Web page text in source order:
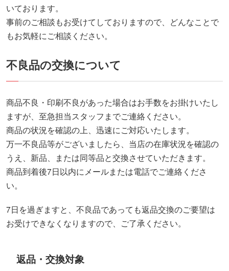
いております。
事前のご相談もお受けてしておりますので、どんなことで
もお気軽にご相談ください。
不良品の交換について
商品不良・印刷不良があった場合はお手数をお掛けいたし
ますが、至急担当スタッフまでご連絡ください。
商品の状況を確認の上、迅速にご対応いたします。
万一不良品等がございましたら、当店の在庫状況を確認の
うえ、新品、または同等品と交換させていただきます。
商品到着後7日以内にメールまたは電話でご連絡くださ
い。
7日を過ぎますと、不良品であっても返品交換のご要望は
お受けできなくなりますので、ご了承ください。
返品・交換対象